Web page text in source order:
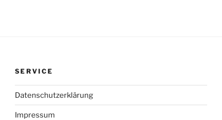
SERVICE
Datenschutzerklärung
Impressum